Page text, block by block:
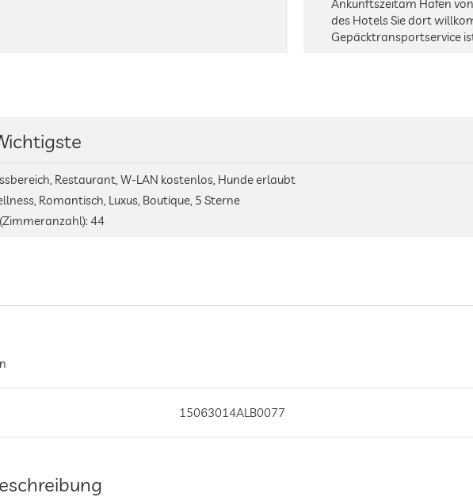
Ankunftszeitam Hafen
des Hotels Sie dort
Gepäcktransportservice
Restaurant, W-LAN kostenlos, Hunde erlaubt
Romantisch, Luxus, Boutique, 5 Sterne
44
15063014ALB0077